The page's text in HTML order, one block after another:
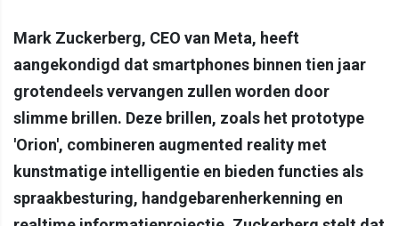
Mark Zuckerberg, CEO van Meta, heeft
aangekondigd dat smartphones binnen tien jaar
grotendeels vervangen zullen worden door
slimme brillen. Deze brillen, zoals het prototype
'Orion', combineren augmented reality met
kunstmatige intelligentie en bieden functies als
spraakbesturing, handgebarenherkenning en